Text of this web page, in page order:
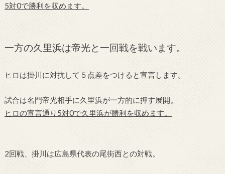
5対0で勝利を収めます。
一方の久里浜は帝光と一回戦を戦います。
ヒロは掛川に対抗して５点差をつけると宣言します。
試合は名門帝光相手に久里浜が一方的に押す展開。
ヒロの宣言通り5対0で久里浜が勝利を収めます。
2回戦、掛川は広島県代表の尾街西との対戦。